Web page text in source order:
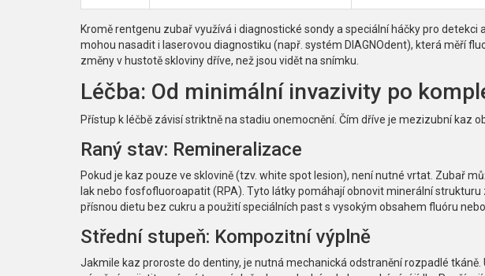
Kromě rentgenu zubař využívá i diagnostické sondya speciální háčky pro detekci
mohou nasadit i laserovou diagnostiku (např. systém DIAGNOdent), která měří
změny v hustotě skloviny dříve, než jsou vidět na snímku.
Léčba: Od minimální invazivity po
Přístup k léčbě závisí striktně na stadiu onemocnění. Čím dříve je mezizubní kaz
Raný stav: Remineralizace
Pokud je kaz pouze ve sklovině (tzv. white spot lesion), není nutné vrtat. Zubař
lak nebo fosfofluoroapatit (RPA). Tyto látky pomáhají obnovit minerální
přísnou dietu bez cukru a použití speciálních past s vysokým obsahem fluóru nebo
Střední stupeň: Kompozitní výplně
Jakmile kaz proroste do dentiny, je nutná mechanická odstranění rozpadlé